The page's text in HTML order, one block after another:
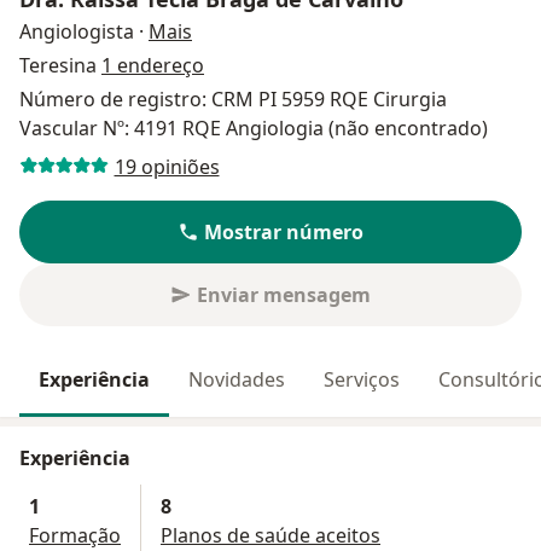
Angiologista · Mais
Teresina 1 endereço
Número de registro: CRM PI 5959 RQE Cirurgia
Vascular Nº: 4191 RQE Angiologia (não encontrado)
19 opiniões
Mostrar número
Enviar mensagem
Experiência Novidades Serviços
Experiência
1
Formação
8
Planos de saúde aceitos